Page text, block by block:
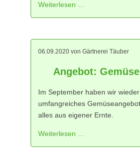
Weiterlesen …
06.09.2020 von Gärtnerei Täuber
Angebot:
Im September haben wir
umfangreiches
alles aus eigener Ernte.
Weiterlesen …